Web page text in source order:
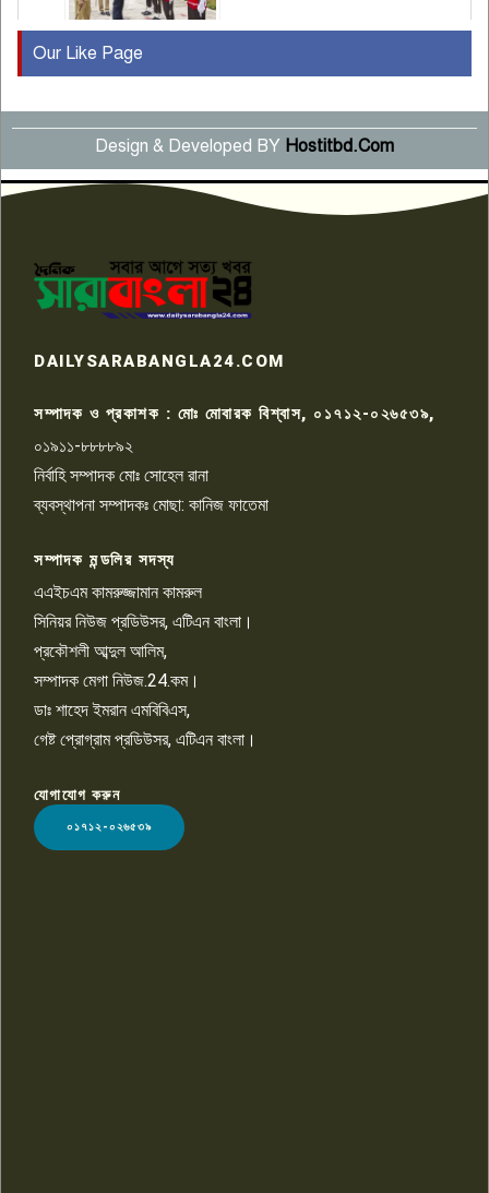
৫
বছর পূর্তি উদযাপন
৬
সংবাদ সম্মেলনে অভিযোগ অস্বীকার
উদ্দেশ্য প্রণোদিত সংবাদ প্রকাশের
প্রতিবাদ নাজির হাসানের
৭
কেটে ঘরে ঢুকে স্কুল শিক্ষিকাকে হত্যা
টয়লেটের ট্যাংকি থেকে লাশ উদ্ধার
রাজশাহীতে সন্ত্রাসী হামলায় গুরুতর
৯
চাঁদাবাজি ও হয়রানির অভিযোগ
১০
Our Like Page
Design & Developed BY Hostitbd.Com
LOGO
DAILYSARABANGLA24.COM
সম্পাদক ও প্রকাশক : মোঃ মোবারক বিশ্বাস, ০১৭১২-০২৬৫৩৯,
০১৯১১-৮৮৮৮৯২
নির্বাহি সম্পাদক মোঃ সোহেল রানা
ব্যবস্থাপনা সম্পাদকঃ মোছা: কানিজ ফাতেমা
সম্পাদক মন্ডলির সদস্য
এএইচএম কামরুজ্জামান কামরুল
সিনিয়র নিউজ প্রডিউসর, এটিএন বাংলা।
প্রকৌশলী আব্দুল আলিম,
সম্পাদক মেগা নিউজ.24.কম।
ডাঃ শাহেদ ইমরান এমবিবিএস,
গেষ্ট প্রোগ্রাম প্রডিউসর, এটিএন বাংলা।
যোগাযোগ করুন
০১৭১২-০২৬৫৩৯